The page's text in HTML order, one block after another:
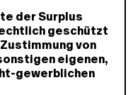
der Surplus
geschützt
von
eigenen,
gewerblichen